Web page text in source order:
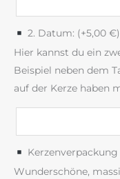
2. Datum: (+5,00 €)
Hier kannst du ein
Beispiel neben dem
auf der Kerze haben
Kerzenverpackung
Wunderschöne,